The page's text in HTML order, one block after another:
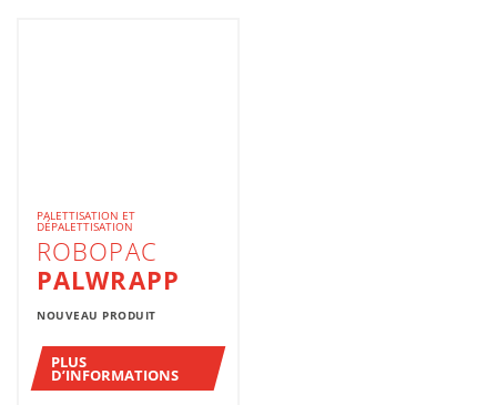
PALETTISATION ET
DÉPALETTISATION
ROBOPAC
PALWRAPP
NOUVEAU PRODUIT
PLUS
D’INFORMATIONS